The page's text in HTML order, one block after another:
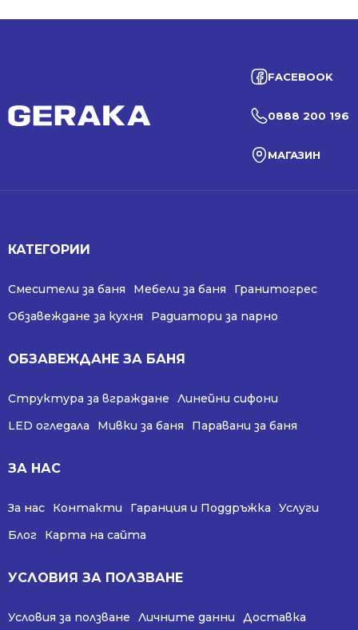
FACEBOOK
0888 200 196
МАГАЗИН
КАТЕГОРИИ
Смесители за баня Мебели за баня
Гранитогрес
Обзавеждане за кухня
Радиатори за парно
ОБЗАВЕЖДАНЕ ЗА БАНЯ
Структура за вграждане
Линейни сифони
LED огледала
Мивки за баня Паравани за баня
ЗА НАС
За нас Контакти Гаранция и Поддръжка
Услуги
Блог
Карта на сайта
УСЛОВИЯ ЗА ПОЛЗВАНЕ
Условия за ползване Личните данни Доставка